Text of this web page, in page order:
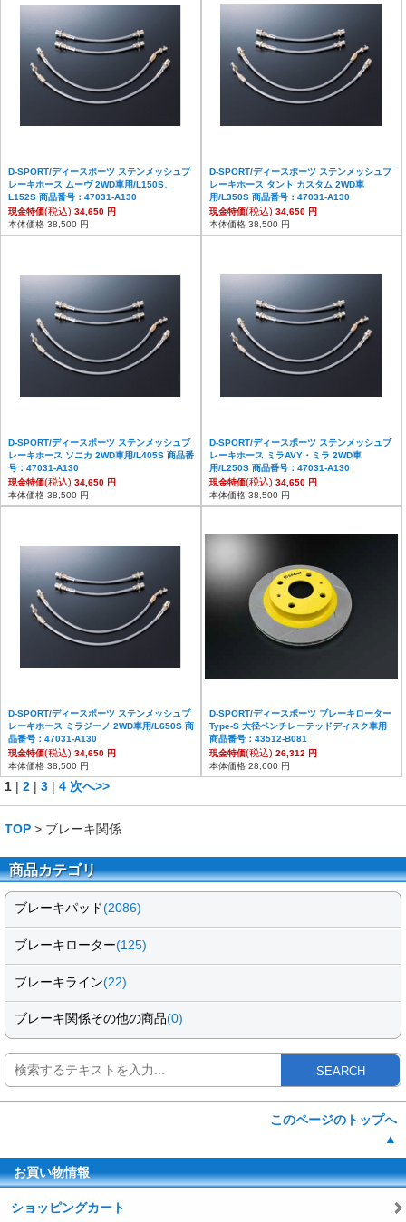
D-SPORT/ディースポーツ ステンメッシュブ
レーキホース ムーヴ 2WD車用/L150S、
L152S 商品番号：47031-A130
現金特価(税込) 34,650 円
本体価格 38,500 円
D-SPORT/ディースポーツ ステンメッシュブ
レーキホース タント カスタム 2WD車
用/L350S 商品番号：47031-A130
現金特価(税込) 34,650 円
本体価格 38,500 円
D-SPORT/ディースポーツ ステンメッシュブ
レーキホース ソニカ 2WD車用/L405S 商品番
号：47031-A130
現金特価(税込) 34,650 円
本体価格 38,500 円
D-SPORT/ディースポーツ ステンメッシュブ
レーキホース ミラAVY・ミラ 2WD車
用/L250S 商品番号：47031-A130
現金特価(税込) 34,650 円
本体価格 38,500 円
D-SPORT/ディースポーツ ステンメッシュブ
レーキホース ミラジーノ 2WD車用/L650S 商
品番号：47031-A130
現金特価(税込) 34,650 円
本体価格 38,500 円
D-SPORT/ディースポーツ ブレーキローター
Type-S 大径ベンチレーテッドディスク車用
商品番号：43512-B081
現金特価(税込) 26,312 円
本体価格 28,600 円
1 | 2 | 3 | 4 次へ>>
TOP > ブレーキ関係
商品カテゴリ
ブレーキパッド(2086)
ブレーキローター(125)
ブレーキライン(22)
ブレーキ関係その他の商品(0)
SEARCH
このページのトップへ
▲
お買い物情報
ショッピングカート